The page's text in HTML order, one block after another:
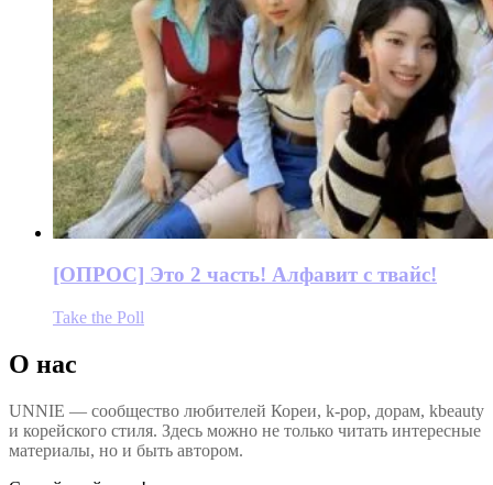
[ОПРОС] Это 2 часть! Алфавит с твайс!
Take the Poll
О нас
UNNIE — сообщество любителей Кореи, k-pop, дорам, kbeauty
и корейского стиля. Здесь можно не только читать интересные
материалы, но и быть автором.